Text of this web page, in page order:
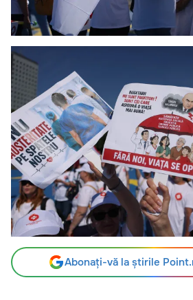
Abonați-vă la știrile